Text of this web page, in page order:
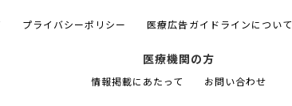
プライバシーポリシー 医療広告ガイドラインについて
医療機関の方
情報掲載にあたって お問い合わせ